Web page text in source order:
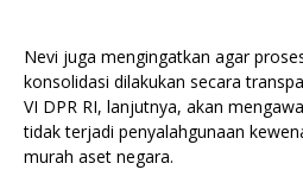
Nevi juga mengingatkan agar
konsolidasi dilakukan secara
VI DPR RI, lanjutnya, akan
tidak terjadi penyalahgunaan
murah aset negara.